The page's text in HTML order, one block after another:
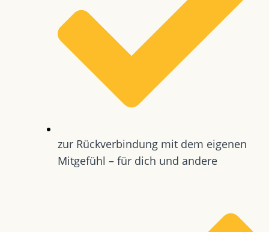
zur Rückverbindung mit dem eigenen
Mitgefühl – für dich und andere